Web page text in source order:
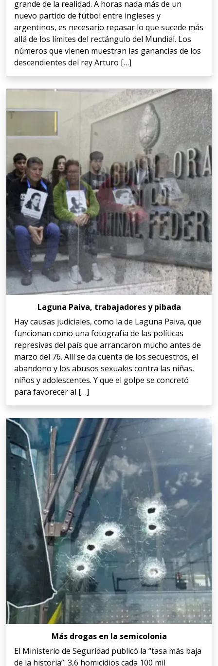
grande de la realidad. A horas nada más de un
nuevo partido de fútbol entre ingleses y
argentinos, es necesario repasar lo que sucede más
allá de los límites del rectángulo del Mundial. Los
números que vienen muestran las ganancias de los
descendientes del rey Arturo […]
Laguna Paiva, trabajadores y pibada
Hay causas judiciales, como la de Laguna Paiva, que
funcionan como una fotografía de las políticas
represivas del país que arrancaron mucho antes de
marzo del 76. Allí se da cuenta de los secuestros, el
abandono y los abusos sexuales contra las niñas,
niños y adolescentes. Y que el golpe se concretó
para favorecer al […]
Más drogas en la semicolonia
El Ministerio de Seguridad publicó la “tasa más baja
de la historia”: 3,6 homicidios cada 100 mil